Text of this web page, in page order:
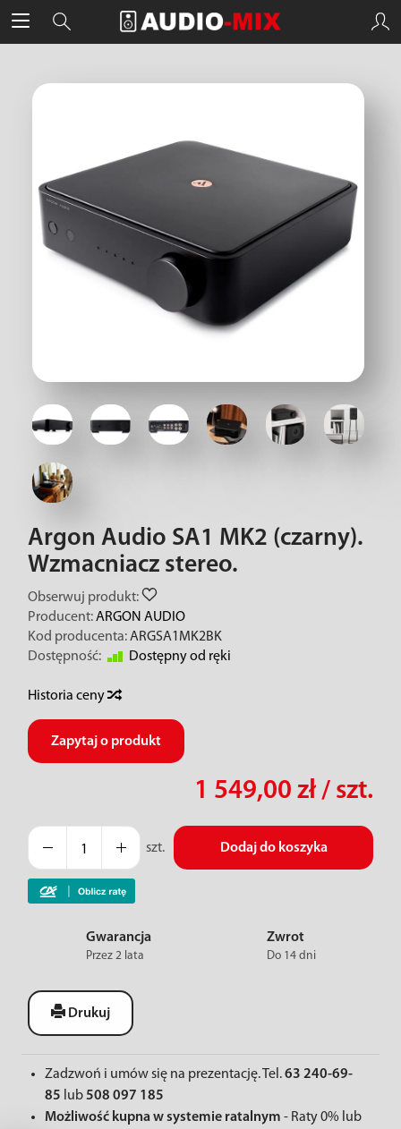
Argon Audio SA1 MK2 (czarny).
Wzmacniacz stereo.
Obserwuj produkt:
Producent:ARGON AUDIO
Kod producenta:ARGSA1MK2BK
Dostępność:
Dostępny od ręki
Historia ceny
Zapytaj o produkt
1 549,00 zł / szt.
szt. Dodaj do koszyka
Gwarancja
Przez 2 lata
Zwrot
Do 14 dni
Drukuj
Zadzwoń i umów się na prezentację. Tel.63 240-69-
85 lub508 097 185
Możliwość kupna w systemie ratalnym - Raty 0% lub